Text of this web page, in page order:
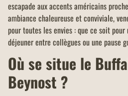
escapade aux accents américains
ambiance chaleureuse et conviviale,
pour toutes les envies : que ce soit
déjeuner entre collègues ou une pause
Où se situe le
Beynost ?